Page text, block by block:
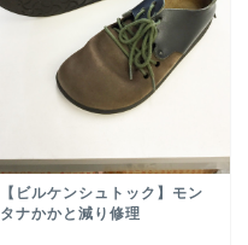
【ビルケンシュトック】モン
タナかかと減り修理